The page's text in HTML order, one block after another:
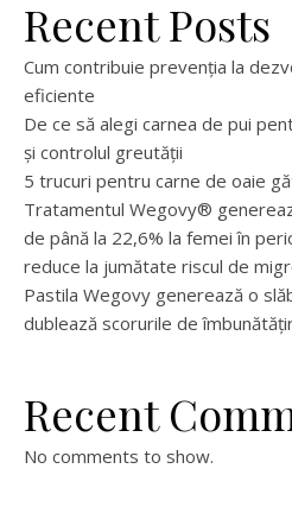
Recent Posts
Cum contribuie prevenția la
eficiente
De ce să alegi carnea de pui
și controlul greutății
5 trucuri pentru carne de oaie
Tratamentul Wegovy®
de până la 22,6% la femei în
reduce la jumătate riscul de
Pastila Wegovy generează o
dublează scorurile de
Recent
No comments to show.